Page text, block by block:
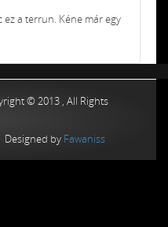
ez a terrun. Kéne már egy
© 2013 , All Rights
Designed by Fawaniss